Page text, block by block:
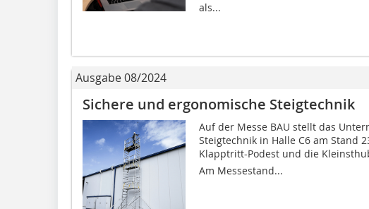
als...
Ausgabe 08/2024
Sichere und ergonomische Steigtechnik
Auf der Messe BAU stellt das
Steigtechnik in Halle C6 am Stand
Klapptritt-Podest und die
Am Messestand...